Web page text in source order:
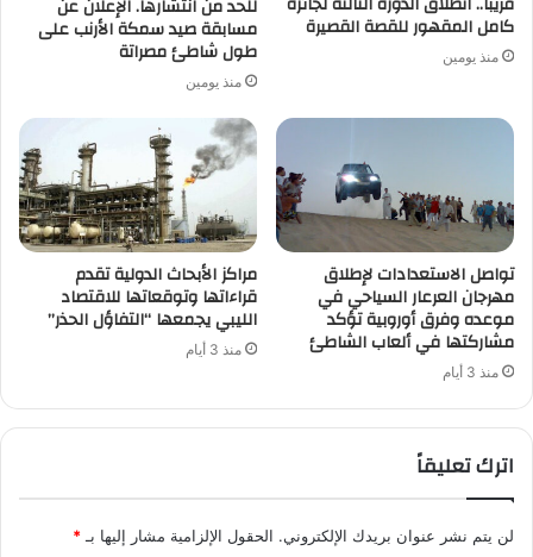
كامل المقهور للقصة القصيرة
منذ يومين
للحد من انتشارها. الإعلان عن
مسابقة صيد سمكة الأرنب على
طول شاطئ مصراتة
منذ يومين
تواصل الاستعدادات لإطلاق
مهرجان العرعار السياحي في
موعده وفرق أوروبية تؤكد
مشاركتها في ألعاب الشاطئ
منذ 3 أيام
مراكز الأبحاث الدولية تقدم
قراءاتها وتوقعاتها للاقتصاد
الليبي يجمعها “التفاؤل الحذر”
منذ 3 أيام
اترك تعليقاً
لن يتم نشر عنوان بريدك الإلكتروني. الحقول الإلزامية مشار إليها بـ *